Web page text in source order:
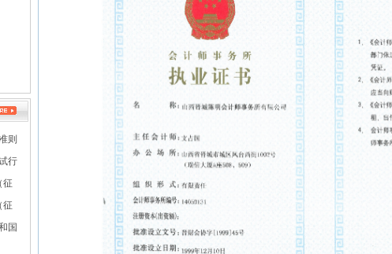
则
行
征
征
国